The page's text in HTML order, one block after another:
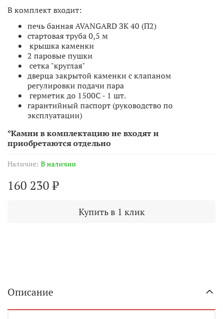
Наличие: В наличии
160 230 ₽
Купить в 1 клик
В комплект входит:
печь банная AVANGARD ЗК 40 (П2)
стартовая труба 0,5 м
крышка каменки
2 паровые пушки
сетка "круглая"
дверца закрытой каменки с клапаном
регулировки подачи пара
герметик до 1500С - 1 шт.
гарантийный паспорт (руководство по
эксплуатации)
*Камни в комплектацию не входят и
приобретаются отдельно
Описание